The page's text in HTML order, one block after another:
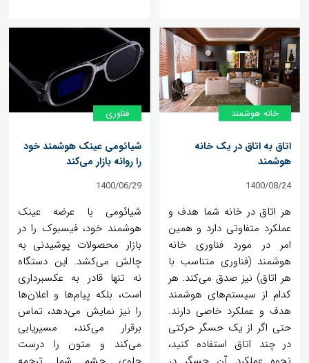
خانه‌ هوشمند
اتاق به اتاق در یک خانه
هوشمند
1400/08/24
هر اتاق در خانه شما هدف و
عملکرد متفاوتی دارد و همین
امر در مورد فناوری خانه
هوشمند (فناوری متناسب با
هر اتاق) نیز صدق می‌کند. هر
کدام از سیستم‌های هوشمند
هدف و عملکرد خاصی دارند.
حتی اگر از یک حسگر حرکتی
در چند اتاق‌ استفاده کنید،
فناوری
شیائومی عینک هوشمند خود
را روانه بازار می‌کند
1400/06/29
شیائومی با عرضه عینک
هوشمند خود، فیسبوک را در
بازار محصولات پوشیدنی به
چالش می‌کشد. این دستگاه
نه تنها قادر به عکسبرداری
است، بلکه پیام‌ها و اعلان‌ها
را نیز نمایش می‌دهد، تماس
برقرار می‌کند، مسیریابی
می‌کند و متون را درست